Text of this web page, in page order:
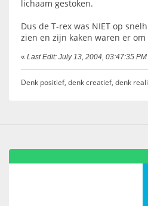
lichaam gestoken.
Dus de T-rex was NIET op
zien en zijn kaken waren er
« Last Edit: July 13, 2004, 03:47:35
Denk positief, denk creatief, denk